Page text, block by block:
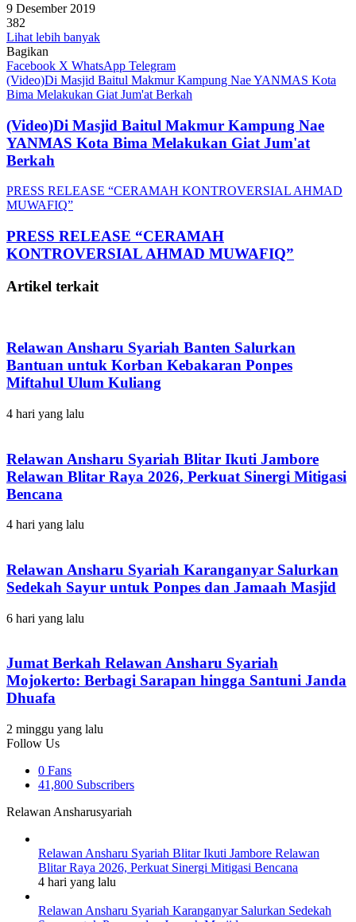
9 Desember 2019
382
Lihat lebih banyak
Bagikan
Facebook X WhatsApp Telegram
(Video)Di Masjid Baitul Makmur Kampung Nae YANMAS Kota
Bima Melakukan Giat Jum'at Berkah
(Video)Di Masjid Baitul Makmur Kampung Nae
YANMAS Kota Bima Melakukan Giat Jum'at
Berkah
PRESS RELEASE “CERAMAH KONTROVERSIAL AHMAD
MUWAFIQ”
PRESS RELEASE “CERAMAH
KONTROVERSIAL AHMAD MUWAFIQ”
Artikel terkait
Relawan Ansharu Syariah Banten Salurkan
Bantuan untuk Korban Kebakaran Ponpes
Miftahul Ulum Kuliang
4 hari yang lalu
Relawan Ansharu Syariah Blitar Ikuti Jambore
Relawan Blitar Raya 2026, Perkuat Sinergi Mitigasi
Bencana
4 hari yang lalu
Relawan Ansharu Syariah Karanganyar Salurkan
Sedekah Sayur untuk Ponpes dan Jamaah Masjid
6 hari yang lalu
Jumat Berkah Relawan Ansharu Syariah
Mojokerto: Berbagi Sarapan hingga Santuni Janda
Dhuafa
2 minggu yang lalu
Follow Us
0 Fans
41,800 Subscribers
Relawan Ansharusyariah
Relawan Ansharu Syariah Blitar Ikuti Jambore Relawan
Blitar Raya 2026, Perkuat Sinergi Mitigasi Bencana
4 hari yang lalu
Relawan Ansharu Syariah Karanganyar Salurkan Sedekah